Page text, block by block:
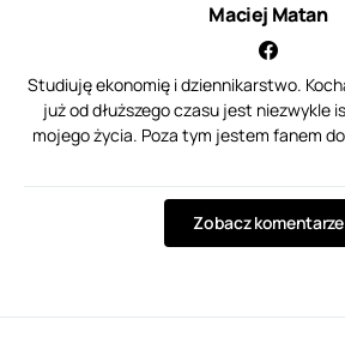
Maciej Matan
Studiuję ekonomię i dziennikarstwo.
już od dłuższego czasu jest niezwykle
mojego życia. Poza tym jestem fanem
Zobacz komentarze